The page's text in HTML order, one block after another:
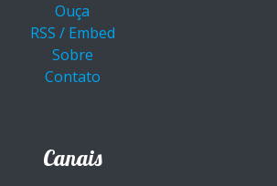
Ouça
RSS / Embed
Sobre
Contato
Canais